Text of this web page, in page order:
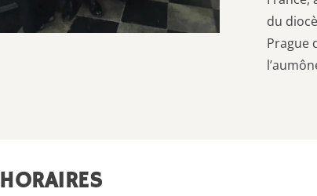
du
Prague
HORAIRES